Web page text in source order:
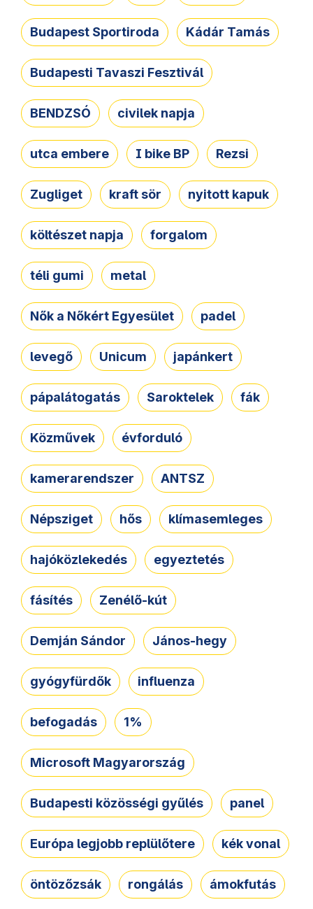
Budapest Sportiroda Kádár Tamás
Budapesti Tavaszi Fesztivál
BENDZSÓ civilek napja
utca embere I bike BP Rezsi
Zugliget kraft sör nyitott kapuk
költészet napja forgalom
téli gumi metal
Nők a Nőkért Egyesület padel
levegő Unicum japánkert
pápalátogatás Saroktelek fák
Közművek évforduló
kamerarendszer ANTSZ
Népsziget hős klímasemleges
hajóközlekedés egyeztetés
fásítés Zenélő-kút
Demján Sándor János-hegy
gyógyfürdők influenza
befogadás 1%
Microsoft Magyarország
Budapesti közösségi gyűlés panel
Európa legjobb replülőtere kék vonal
öntözőzsák rongálás ámokfutás